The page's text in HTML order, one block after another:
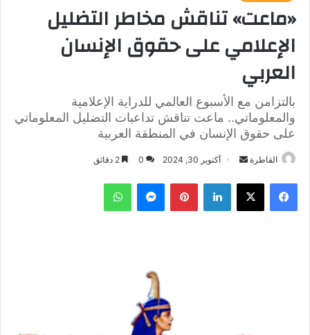
«ماعت» تناقش مخاطر التضليل
الإعلامي على حقوق الإنسان
العربي
بالتزامن مع الأسبوع العالمي للدراية الإعلامية
والمعلوماتي.. ماعت تناقش تداعيات التضليل المعلوماتي
على حقوق الإنسان في المنطقة العربية
القاطرة
أرسل
إلكترونيا
أكتوبر 30, 2024 0
فيسبوك ‫X لينكدإن بينتيريستماسنجر واتساب